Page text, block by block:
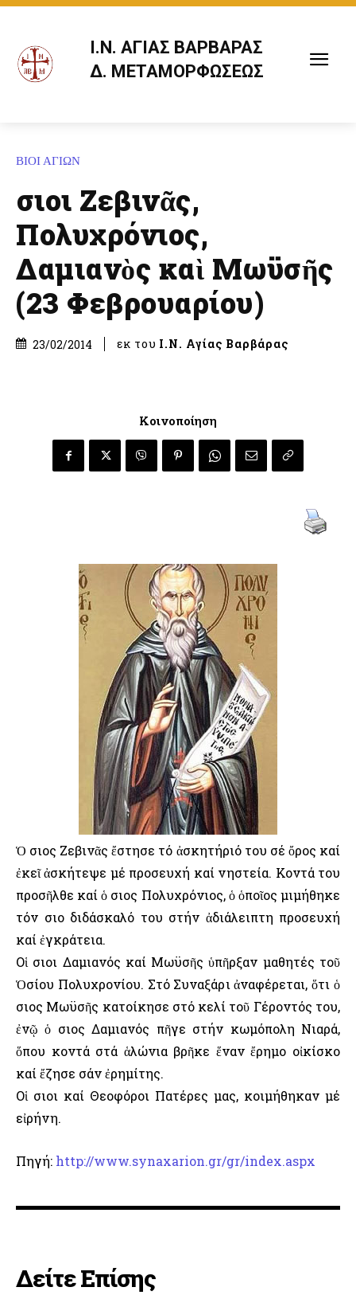
Ι.Ν. ΑΓΙΑΣ ΒΑΡΒΑΡΑΣ
Δ. ΜΕΤΑΜΟΡΦΩΣΕΩΣ
ΒΙΟΙ ΑΓΙΩΝ
Ὅσιοι Ζεβινᾶς,
Πολυχρόνιος,
Δαμιανὸς καὶ Μωϋσῆς
(23 Φεβρουαρίου)
23/02/2014 εκ του Ι.Ν. Αγίας Βαρβάρας
Κοινοποίηση
Ὁ Ὅσιος Ζεβινᾶς ἔστησε τό ἀσκητήριό του σέ ὄρος καί
ἐκεῖ ἀσκήτεψε μέ προσευχή καί νηστεία. Κοντά του
προσῆλθε καί ὁ Ὅσιος Πολυχρόνιος, ὁ ὁποῖος μιμήθηκε
τόν Ὅσιο διδάσκαλό του στήν ἀδιάλειπτη προσευχή
καί ἐγκράτεια.
Οἱ Ὅσιοι Δαμιανός καί Μωϋσῆς ὑπῆρξαν μαθητές τοῦ
Ὁσίου Πολυχρονίου. Στό Συναξάρι ἀναφέρεται, ὅτι ὁ
Ὅσιος Μωϋσῆς κατοίκησε στό κελί τοῦ Γέροντός του,
ἐνῷ ὁ Ὅσιος Δαμιανός πῆγε στήν κωμόπολη Νιαρά,
ὅπου κοντά στά ἁλώνια βρῆκε ἕναν ἔρημο οἰκίσκο
καί ἔζησε σάν ἐρημίτης.
Οἱ Ὅσιοι καί Θεοφόροι Πατέρες μας, κοιμήθηκαν μέ
εἰρήνη.
Πηγή: http://www.synaxarion.gr/gr/index.aspx
Δείτε Επίσης